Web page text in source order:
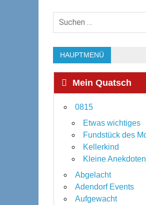
HAUPTMENÜ
Mein Quatsch
0815
Etwas wichtiges
Fundstück des
Kellerkind
Kleine Anekdoten
Abgelacht
Adendorf Events
Aufgewacht